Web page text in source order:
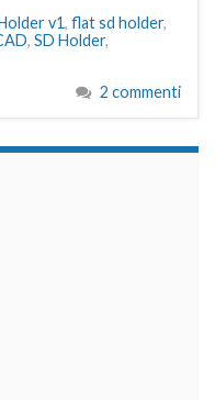
v1, flat sd holder,
, SD Holder,
2 commenti